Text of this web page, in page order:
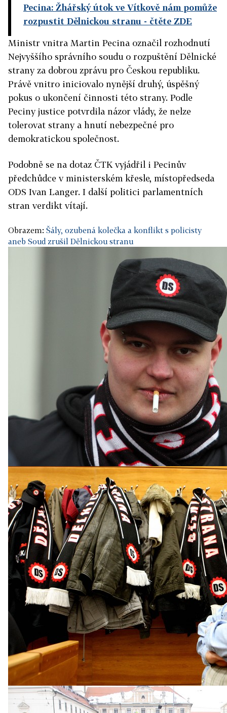
Pecina: Žhářský útok ve Vítkově nám pomůže
rozpustit Dělnickou stranu - čtěte ZDE
Ministr vnitra Martin Pecina označil rozhodnutí
Nejvyššího správního soudu o rozpuštění Dělnické
strany za dobrou zprávu pro Českou republiku.
Právě vnitro iniciovalo nynější druhý, úspěšný
pokus o ukončení činnosti této strany. Podle
Peciny justice potvrdila názor vlády, že nelze
tolerovat strany a hnutí nebezpečné pro
demokratickou společnost.
Podobně se na dotaz ČTK vyjádřil i Pecinův
předchůdce v ministerském křesle, místopředseda
ODS Ivan Langer. I další politici parlamentních
stran verdikt vítají.
Obrazem: Šály, ozubená kolečka a konflikt s policisty
aneb Soud zrušil Dělnickou stranu